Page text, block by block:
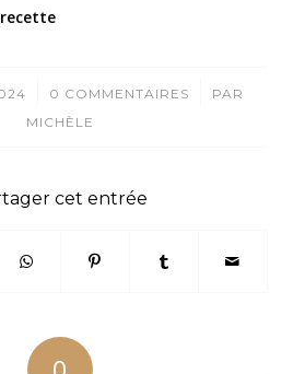
0 COMMENTAIRES
/
PAR
MICHÈLE
cet entrée